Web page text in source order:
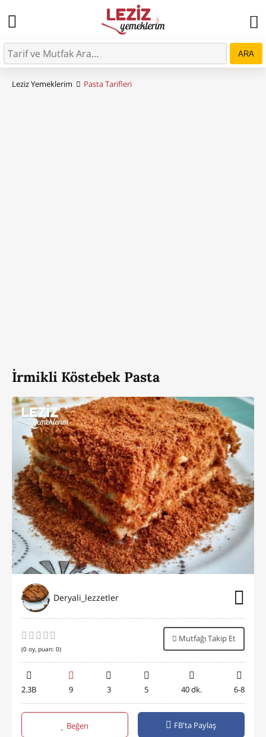
ARA
Leziz Yemeklerim Pasta Tarifleri
İrmikli Köstebek Pasta
Deryali_lezzetler
(0 oy, puan: 0)
Mutfağı Takip Et
2.3B 9 3 5 40 dk. 6-8
Beğen FB'ta Paylaş